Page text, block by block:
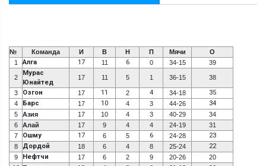
№ Команда И В Н П Мячи
О
1
Алга 17 11 6 0 34-15 39
2
Мурас
Юнайтед
17 11 5 1 36-15 38
3 Озгон 17 11 2 4 34-18 35
4 Барс 17 10 4 3 44-26 34
5 Азия 17 10 4 3 40-29
34
6
Алай 17 9 4 4 24-19
31
7
Ошму 17 6 5 6 24-28 23
8 Дордой 18 6 4 8 25-24 22
9 Нефтчи 17 6 2 9 20-26
20